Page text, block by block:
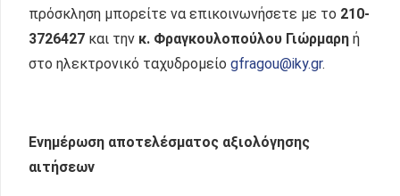
πρόσκληση μπορείτε να επικοινωνήσετε με το 210-
3726427 και την κ. Φραγκουλοπούλου Γιώρμαρη ή
στο ηλεκτρονικό ταχυδρομείο gfragou@iky.gr.
Ενημέρωση αποτελέσματος αξιολόγησης
αιτήσεων